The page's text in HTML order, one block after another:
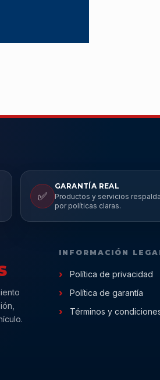
✅
GARANTÍA REAL
Productos y servicios
por políticas claras.
INFORMACIÓN
Política de privacidad
Política de garantía
Términos y